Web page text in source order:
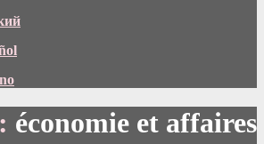
économie et affaires